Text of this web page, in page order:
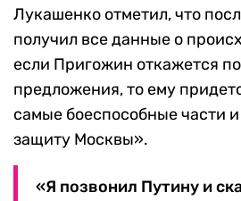
Лукашенко отметил, что
получил все данные о
если Пригожин откажется
предложения, то ему
самые боеспособные части
защиту Москвы».
«Я позвонил Путину и